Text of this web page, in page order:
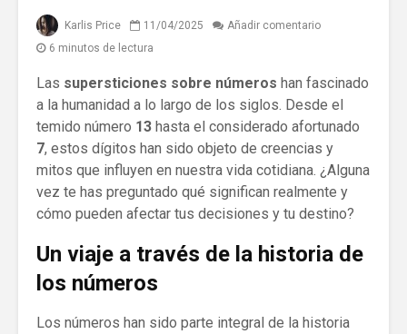
Karlis Price 11/04/2025
Añadir comentario
6 minutos de lectura
Las supersticiones sobre números han fascinado
a la humanidad a lo largo de los siglos. Desde el
temido número 13 hasta el considerado afortunado
7, estos dígitos han sido objeto de creencias y
mitos que influyen en nuestra vida cotidiana. ¿Alguna
vez te has preguntado qué significan realmente y
cómo pueden afectar tus decisiones y tu destino?
Un viaje a través de la historia de
los números
Los números han sido parte integral de la historia